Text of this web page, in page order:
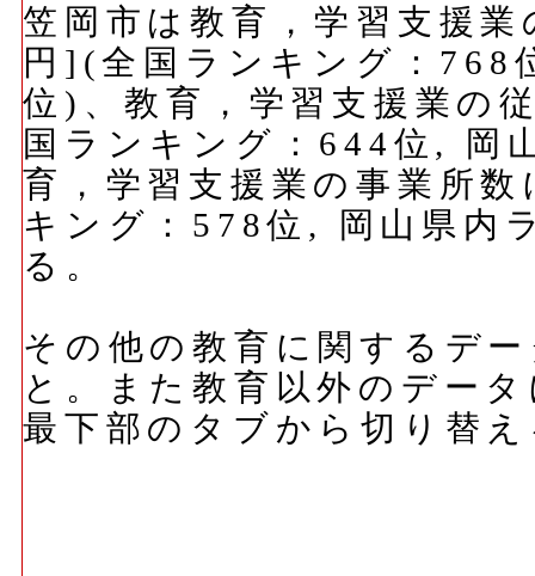
笠岡市は教育，学習支援
円](全国ランキング：768
位)、教育，学習支援業の
国ランキング：644位, 岡
育，学習支援業の事業所
キング：578位, 岡山県内
る。
その他の教育に関するデ
と。また教育以外のデー
最下部のタブから切り替